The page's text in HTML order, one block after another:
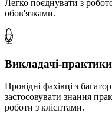
Легко поєднувати з
обов'язками.
Викладачі-практики
Провідні фахівці з
застосовувати знання
роботи з клієнтами.